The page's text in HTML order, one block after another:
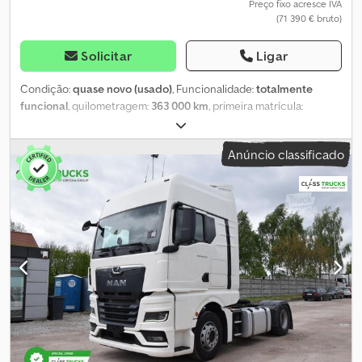
Preço fixo acresce IVA
(71 390 € bruto)
Solicitar Ligar
Condição:quase novo (usado), Funcionalidade:totalmente
funcional, quilometragem: 363 000 km, primeira matrícula:
diesel
peso máximo de carga:14 900 kg, peso total:26 000 kg,
configuração de eixo:
, distância entre eixos:4 800 mm,
distância entre eixos:
1 350 mm , combustível:
, eficiência
energética:
, capacidade do tanque de combustível: 400 l,
travão de motor, cor: bege, cabina do condutor:cabina
diurna
, tipo de engrenagem: automático, suspensão:ar, número
de lugares: 2, comprimento total:10 365 mm , largura total:2 550
mm, altura total:4 000 mm
, comprimento do espaço de carga:
8 300 mm, largura do espaço de carga: 2 550 mm, Ano de fabrico:
2018, Equipamento: ABS, ar condicionado, assistente de
manutenção de faixa, controlo de velocidade de cruzeiro,
direção assistida, programa eletrónico de estabilidade (ESP),
registo de automóvel, Dimensões – Carroçaria CARROÇARIA
Anúncio classificado